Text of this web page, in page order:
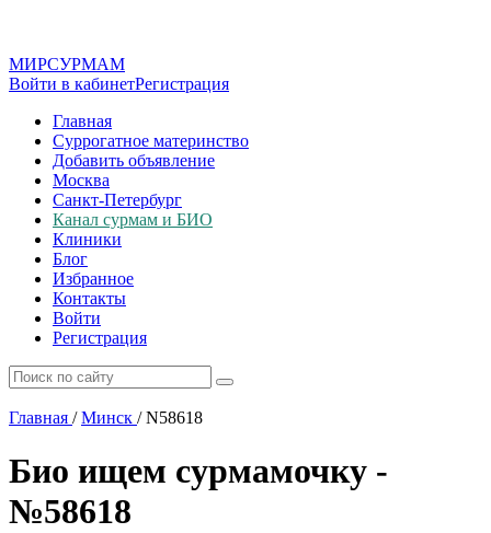
МИРСУРМАМ
Войти в кабинетРегистрация
Главная
Суррогатное материнство
Добавить объявление
Москва
Санкт-Петербург
Канал сурмам и БИО
Клиники
Блог
Избранное
Контакты
Войти
Регистрация
Главная / Минск /N58618
Био ищем сурмамочку -
№58618